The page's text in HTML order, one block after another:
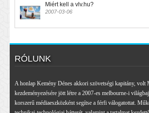
Miért kell a vlv.hu?
2007-03-06
RÓLUNK
A honlap Kemény Dénes akkori szövetségi kapitány,
kezdeményezésére jött létre a 2007-es melbourne-i
korszerű médiaeszközként segítse a férfi válogatottat.